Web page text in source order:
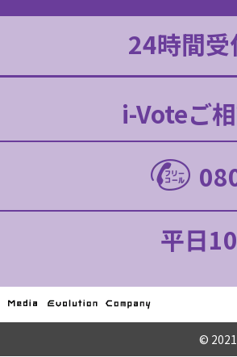
24時間
i-Voteご
平日
© 2021